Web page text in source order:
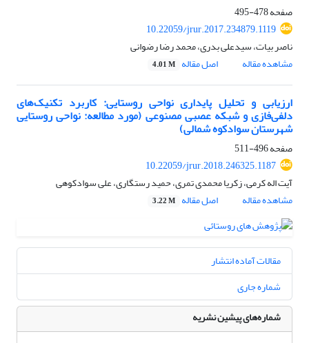
صفحه478-495
10.22059/jrur.2017.234879.1119
ناصر بیات، سیدعلی بدری، محمد رضا رضوانی
مشاهده مقاله
اصل مقاله 4.01 M
ارزیابی و تحلیل پایداری نواحی روستایی: کاربرد تکنیک‌های
دلفی‌فازی و شبکه عصبی مصنوعی (مورد مطالعه: نواحی روستایی
شهرستان سوادکوه شمالی)
صفحه496-511
10.22059/jrur.2018.246325.1187
آیت اله کرمی، زکریا محمدی تمری، حمید رستگاری، علی سوادکوهی
مشاهده مقاله
اصل مقاله 3.22 M
مقالات آماده انتشار
شماره جاری
شماره‌های پیشین نشریه